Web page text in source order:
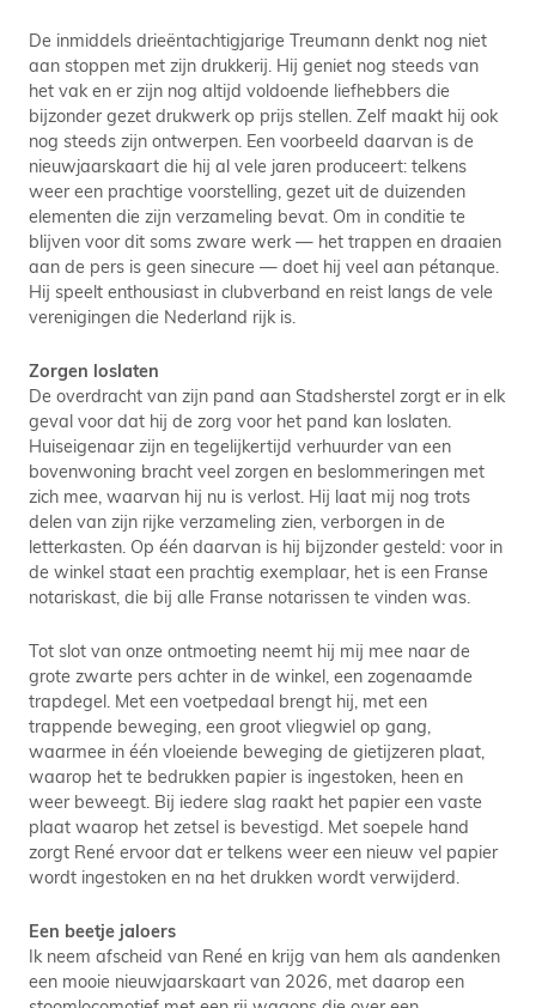
De inmiddels drieëntachtigjarige Treumann denkt nog niet
aan stoppen met zijn drukkerij. Hij geniet nog steeds van
het vak en er zijn nog altijd voldoende liefhebbers die
bijzonder gezet drukwerk op prijs stellen. Zelf maakt hij ook
nog steeds zijn ontwerpen. Een voorbeeld daarvan is de
nieuwjaarskaart die hij al vele jaren produceert: telkens
weer een prachtige voorstelling, gezet uit de duizenden
elementen die zijn verzameling bevat. Om in conditie te
blijven voor dit soms zware werk — het trappen en draaien
aan de pers is geen sinecure — doet hij veel aan pétanque.
Hij speelt enthousiast in clubverband en reist langs de vele
verenigingen die Nederland rijk is.
Zorgen loslaten
De overdracht van zijn pand aan Stadsherstel zorgt er in elk
geval voor dat hij de zorg voor het pand kan loslaten.
Huiseigenaar zijn en tegelijkertijd verhuurder van een
bovenwoning bracht veel zorgen en beslommeringen met
zich mee, waarvan hij nu is verlost. Hij laat mij nog trots
delen van zijn rijke verzameling zien, verborgen in de
letterkasten. Op één daarvan is hij bijzonder gesteld: voor in
de winkel staat een prachtig exemplaar, het is een Franse
notariskast, die bij alle Franse notarissen te vinden was.
Tot slot van onze ontmoeting neemt hij mij mee naar de
grote zwarte pers achter in de winkel, een zogenaamde
trapdegel. Met een voetpedaal brengt hij, met een
trappende beweging, een groot vliegwiel op gang,
waarmee in één vloeiende beweging de gietijzeren plaat,
waarop het te bedrukken papier is ingestoken, heen en
weer beweegt. Bij iedere slag raakt het papier een vaste
plaat waarop het zetsel is bevestigd. Met soepele hand
zorgt René ervoor dat er telkens weer een nieuw vel papier
wordt ingestoken en na het drukken wordt verwijderd.
Een beetje jaloers
Ik neem afscheid van René en krijg van hem als aandenken
een mooie nieuwjaarskaart van 2026, met daarop een